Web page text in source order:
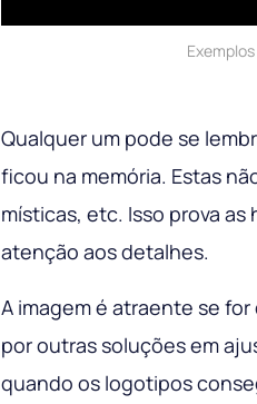
Qualquer um pode se
ficou na memória. Estas
místicas, etc. Isso prova
atenção aos detalhes.
A imagem é atraente se
por outras soluções em
quando os logotipos